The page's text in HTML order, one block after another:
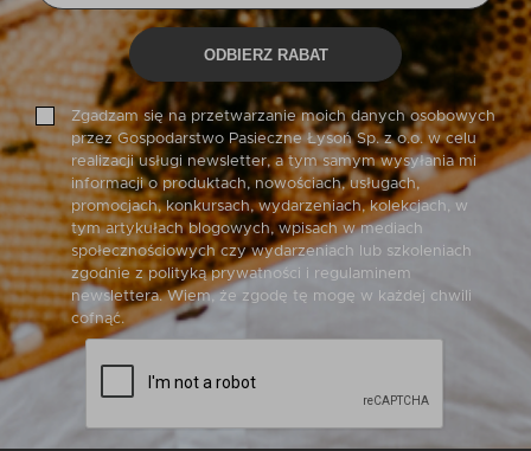
ODBIERZ RABAT
Zgadzam się na przetwarzanie moich danych osobowych
przez Gospodarstwo Pasieczne Łysoń Sp. z o.o. w celu
realizacji usługi newsletter, a tym samym wysyłania mi
informacji o produktach, nowościach, usługach,
promocjach, konkursach, wydarzeniach, kolekcjach, w
tym artykułach blogowych, wpisach w mediach
społecznościowych czy wydarzeniach lub szkoleniach
zgodnie z polityką prywatności i regulaminem
newslettera. Wiem, że zgodę tę mogę w każdej chwili
cofnąć.